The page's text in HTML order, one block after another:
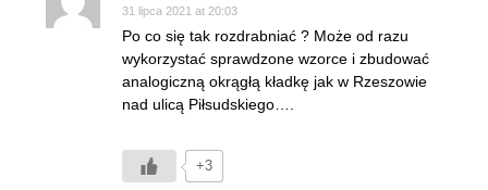
31 lipca 2021 at 20:03
Po co się tak rozdrabniać ? Może od razu
wykorzystać sprawdzone wzorce i zbudować
analogiczną okrągłą kładkę jak w Rzeszowie
nad ulicą Piłsudskiego….
+3